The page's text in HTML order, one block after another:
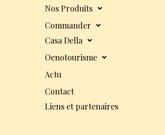
Nos Produits
Commander
Casa Della
Oenotourisme
Actu
Contact
Liens et partenaires